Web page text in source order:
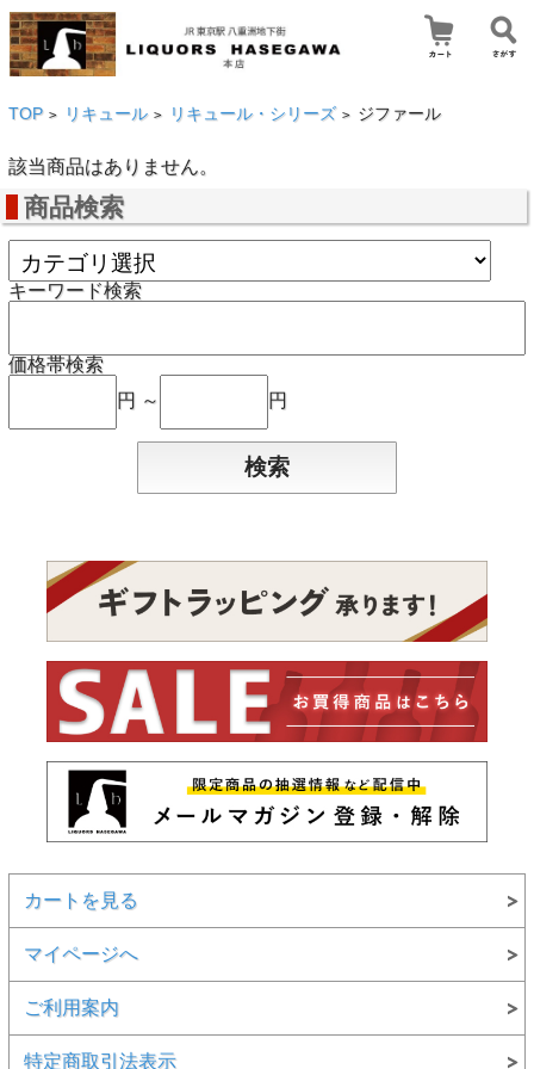
TOP > リキュール > リキュール・シリーズ > ジファール
該当商品はありません。
商品検索
キーワード検索
価格帯検索
円 ～
円
カートを見る
マイページへ
ご利用案内
特定商取引法表示